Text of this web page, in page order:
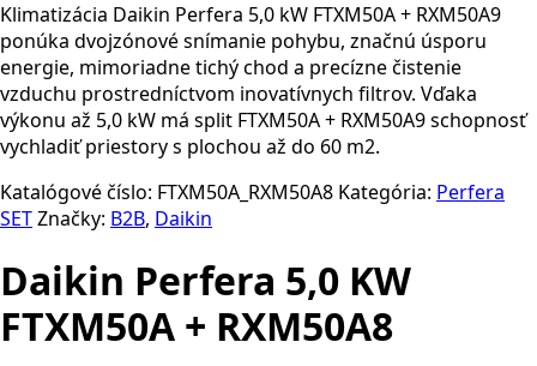
Klimatizácia Daikin Perfera 5,0 kW FTXM50A + RXM50A9
ponúka dvojzónové snímanie pohybu, značnú úsporu
energie, mimoriadne tichý chod a precízne čistenie
vzduchu prostredníctvom inovatívnych filtrov. Vďaka
výkonu až 5,0 kW má split FTXM50A + RXM50A9 schopnosť
vychladiť priestory s plochou až do 60 m2.
Katalógové číslo: FTXM50A_RXM50A8 Kategória: Perfera
SETZnačky: B2B, Daikin
Daikin Perfera 5,0 KW
FTXM50A + RXM50A8